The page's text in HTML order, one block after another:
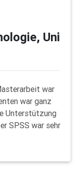
Uni
war
war ganz
Unterstützung
SPSS war sehr